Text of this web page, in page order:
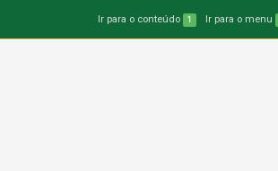
Ir para o conteúdo 1 Ir para o menu